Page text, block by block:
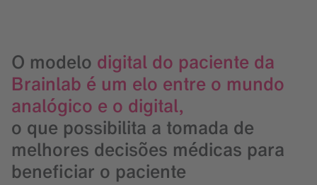
O modelo digital do paciente da
Brainlab é um elo entre o mundo
analógico e o digital,
o que possibilita a tomada de
melhores decisões médicas para
beneficiar o paciente